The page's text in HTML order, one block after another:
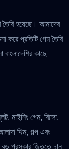
তৈরি হয়েছে। আমাদের
করে প্রতিটি গেম তৈরি
কাছে
মাইনিং গেম, বিঙ্গো,
থিম, গল্প এবং
বড় পুরস্কার জিততে চান